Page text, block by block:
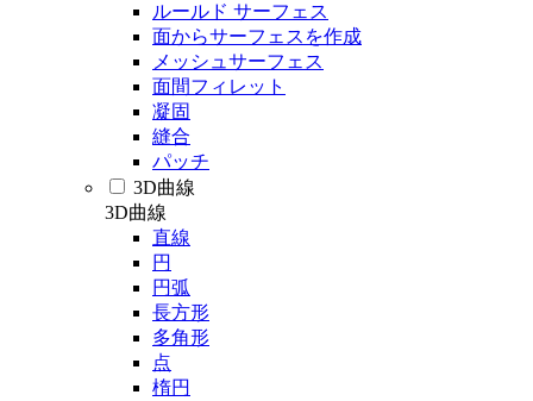
ルールド サーフェス
面からサーフェスを作成
メッシュサーフェス
面間フィレット
凝固
縫合
パッチ
3D曲線
3D曲線
直線
円
円弧
長方形
多角形
点
楕円